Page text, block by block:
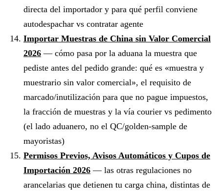
directa del importador y para qué perfil conviene
autodespachar vs contratar agente
Importar Muestras de China sin Valor Comercial
2026 — cómo pasa por la aduana la muestra que
pediste antes del pedido grande: qué es «muestra y
muestrario sin valor comercial», el requisito de
marcado/inutilización para que no pague impuestos,
la fracción de muestras y la vía courier vs pedimento
(el lado aduanero, no el QC/golden-sample de
mayoristas)
Permisos Previos, Avisos Automáticos y Cupos de
Importación 2026 — las otras regulaciones no
arancelarias que detienen tu carga china, distintas de